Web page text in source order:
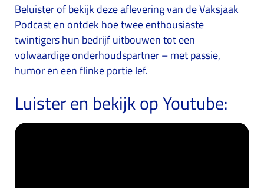
Beluister of bekijk deze aflevering van de Vaksjaak
Podcast en ontdek hoe twee enthousiaste
twintigers hun bedrijf uitbouwen tot een
volwaardige onderhoudspartner – met passie,
humor en een flinke portie lef.
Luister en bekijk op Youtube: